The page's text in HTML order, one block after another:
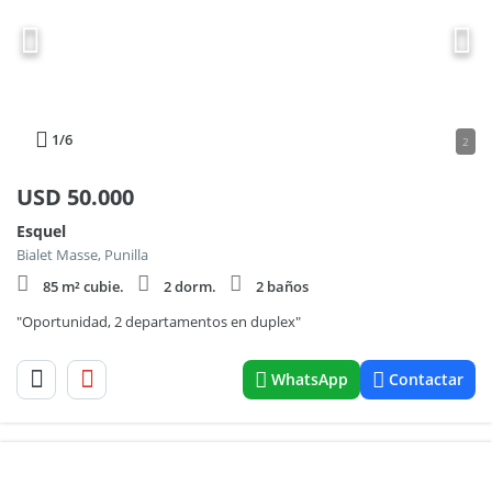
1/6 2
USD 50.000
Esquel
Bialet Masse, Punilla
85 m² cubie.
2 dorm.
2 baños
"Oportunidad, 2 departamentos en duplex"
WhatsApp Contactar